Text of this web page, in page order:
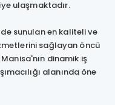
ulaşmaktadır.
sunulan en kaliteli ve
sağlayan öncü
dinamik iş
alanında öne